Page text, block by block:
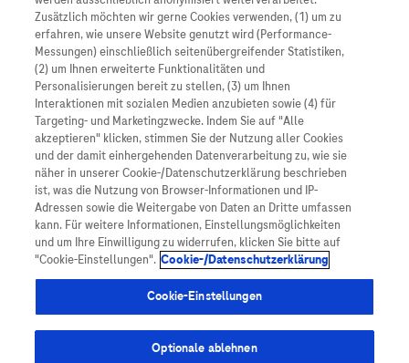
Wer wir sind
Was uns antreibt
Unsere Standorte
Roche Stories
Events
Podcast
Übersicht
Forschung
Personalisierte
Digitalisierung
Blog Zukunftslabor
Übersicht
Unser Service für
Informationen zu
Diagnostik ist
Klinische Studien
Arzneimittel
Übersicht
Arzneimittel A-Z
Roche Pipeline
Roche Fachportal
Vigilanz-Training
Diagnostik
Kontakt
Presse
Karriere
Zusätzlich möchten wir gerne Cookies verwenden, (1) um zu
erfahren, wie unsere Website genutzt wird (Performance-
Messungen) einschließlich seitenübergreifender Statistiken,
(2) um Ihnen erweiterte Funktionalitäten und
Personalisierungen bereit zu stellen, (3) um Ihnen
Interaktionen mit sozialen Medien anzubieten sowie (4) für
Targeting- und Marketingzwecke. Indem Sie auf "Alle
akzeptieren" klicken, stimmen Sie der Nutzung aller Cookies
und der damit einhergehenden Datenverarbeitung zu, wie sie
näher in unserer Cookie-/Datenschutzerklärung beschrieben
ist, was die Nutzung von Browser-Informationen und IP-
Adressen sowie die Weitergabe von Daten an Dritte umfassen
kann. Für weitere Informationen, Einstellungsmöglichkeiten
und um Ihre Einwilligung zu widerrufen, klicken Sie bitte auf
"Cookie-Einstellungen". Cookie-/Datenschutzerklärung
Cookie-Einstellungen
Optionale ablehnen